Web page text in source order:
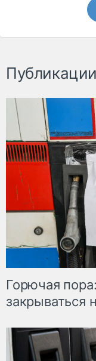
Горючая
закрываться